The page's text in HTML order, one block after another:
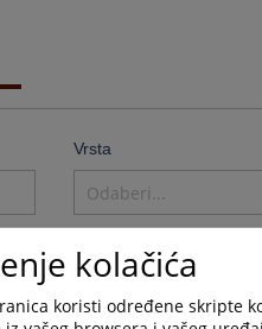
Vrsta
Odaberi...
kolačića
koristi određene skripte